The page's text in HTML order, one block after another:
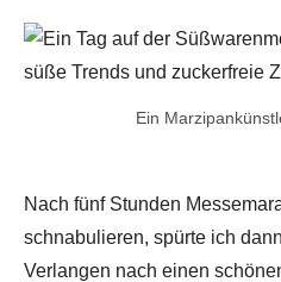
Ein
Nach fünf Stunden
schnabulieren, spürte ich
Verlangen nach einen